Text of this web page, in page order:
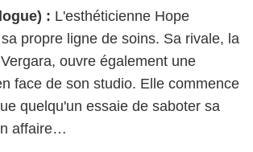
: L'esthéticienne Hope
propre ligne de soins. Sa rivale, la
ouvre également une
face de son studio. Elle commence
quelqu'un essaie de saboter sa
affaire…